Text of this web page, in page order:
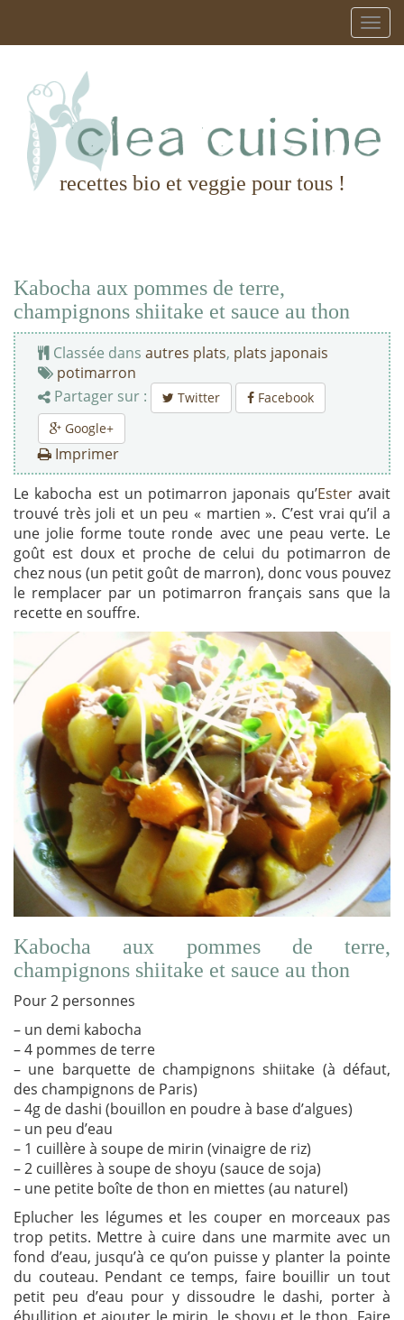
recettes bio et veggie pour tous !
Kabocha aux pommes de terre,
champignons shiitake et sauce au thon
Classée dans autres plats, plats japonais
potimarron
Partager sur :
Twitter
Facebook
Google+
Imprimer
Le kabocha est un potimarron japonais qu’Esteravait
trouvé très joli et un peu « martien ». C’est vrai qu’il a
une jolie forme toute ronde avec une peau verte. Le
goût est doux et proche de celui du potimarron de
chez nous (un petit goût de marron), donc vous pouvez
le remplacer par un potimarron français sans que la
recette en souffre.
Kabocha aux pommes de terre,
champignons shiitake et sauce au thon
Pour 2 personnes
– un demi kabocha
– 4 pommes de terre
– une barquette de champignons shiitake (à défaut,
des champignons de Paris)
– 4g de dashi (bouillon en poudre à base d’algues)
– un peu d’eau
– 1 cuillère à soupe de mirin (vinaigre de riz)
– 2 cuillères à soupe de shoyu (sauce de soja)
– une petite boîte de thon en miettes (au naturel)
Eplucher les légumes et les couper en morceaux pas
trop petits. Mettre à cuire dans une marmite avec un
fond d’eau, jusqu’à ce qu’on puisse y planter la pointe
du couteau. Pendant ce temps, faire bouillir un tout
petit peu d’eau pour y dissoudre le dashi, porter à